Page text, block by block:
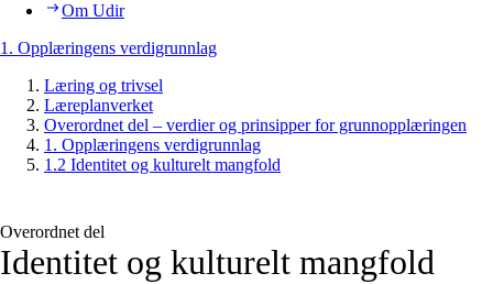
Om Udir
1. Opplæringens verdigrunnlag
Læring og trivsel
Læreplanverket
Overordnet del – verdier og prinsipper for grunnopplæringen
1. Opplæringens verdigrunnlag
1.2 Identitet og kulturelt mangfold
Overordnet del
Identitet og kulturelt mangfold